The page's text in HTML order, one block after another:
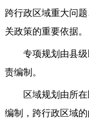
跨行政区域重大问
关政策的重要依据。
专项规划由县级
责编制。
区域规划由所在
编制，跨行政区域